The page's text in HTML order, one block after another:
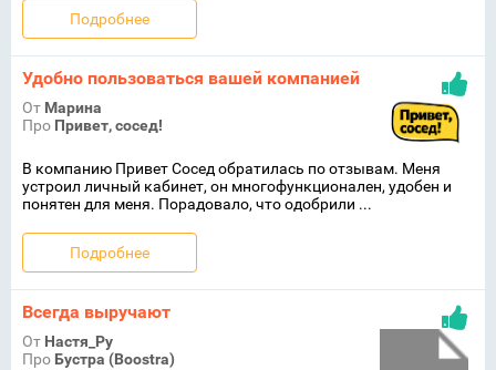
Подробнее
Удобно пользоваться вашей компанией
От Марина
Про Привет, сосед!
В компанию Привет Сосед обратилась по отзывам. Меня
устроил личный кабинет, он многофункционален, удобен и
понятен для меня. Порадовало, что одобрили ...
Подробнее
Всегда выручают
От Настя_Ру
Про Бустра (Boostra)